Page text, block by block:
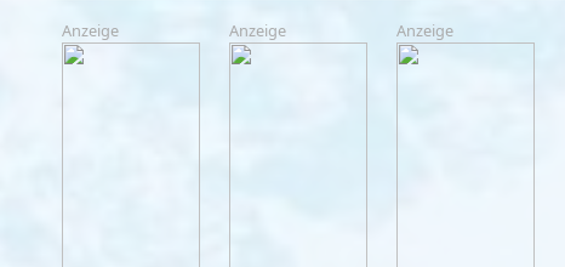
Anzeige Anzeige Anzeige